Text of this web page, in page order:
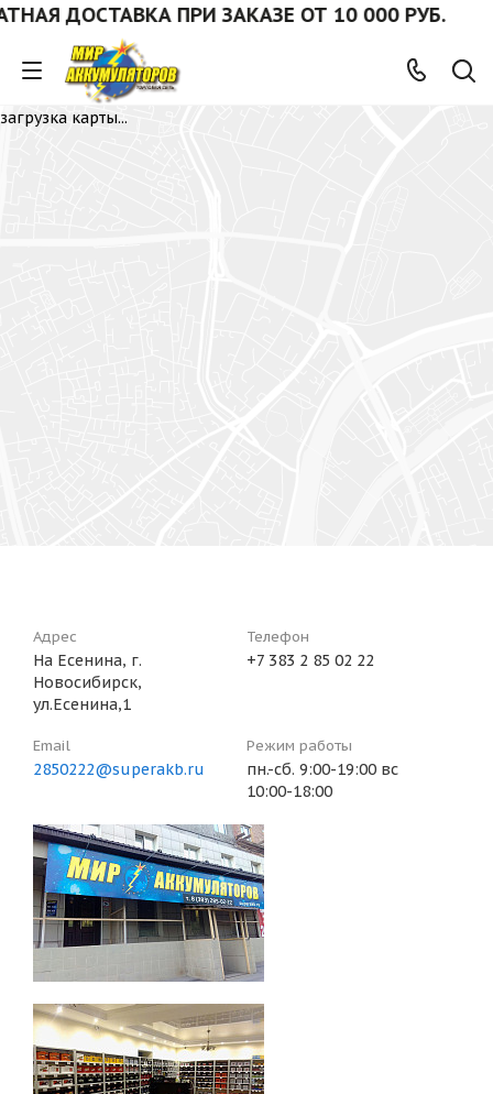
ДОСТАВКА ПРИ ЗАКАЗЕ ОТ 10 000 РУБ.
загрузка карты...
Адрес
На Есенина, г.
Новосибирск,
ул.Есенина,1
Телефон
+7 383 2 85 02 22
Email
2850222@superakb.ru
Режим работы
пн.-сб. 9:00-19:00 вс
10:00-18:00